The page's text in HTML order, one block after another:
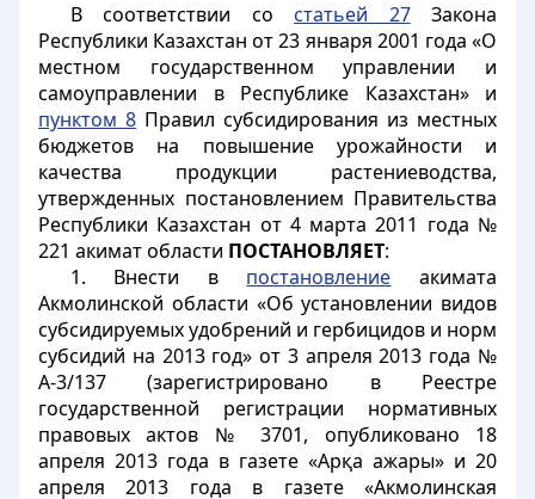
В соответствии со статьей 27Закона
Республики Казахстан от 23 января 2001 года «О
местном государственном управлении и
самоуправлении в Республике Казахстан» и
пунктом 8 Правил субсидирования из местных
бюджетов на повышение урожайности и
качества продукции растениеводства,
утвержденных постановлением Правительства
Республики Казахстан от 4 марта 2011 года №
221 акимат области ПОСТАНОВЛЯЕТ:
1. Внести в постановление акимата
Акмолинской области «Об установлении видов
субсидируемых удобрений и гербицидов и норм
субсидий на 2013 год» от 3 апреля 2013 года №
А-3/137 (зарегистрировано в Реестре
государственной регистрации нормативных
правовых актов № 3701, опубликовано 18
апреля 2013 года в газете «Арқа ажары» и 20
апреля 2013 года в газете «Акмолинская